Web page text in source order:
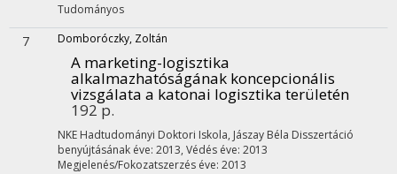
Tudományos
7 Domboróczky, Zoltán
A marketing-logisztika
alkalmazhatóságának koncepcionális
vizsgálata a katonai logisztika területén
192 p.
NKE Hadtudományi Doktori Iskola, Jászay Béla Disszertáció
benyújtásának éve: 2013, Védés éve: 2013
Megjelenés/Fokozatszerzés éve: 2013